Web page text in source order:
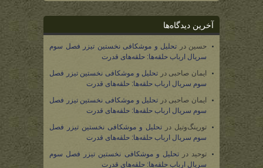
آخرین دیدگاه‌ها
حسین در تحلیل و موشکافی نخستین تیزر فصل سوم
سریال ارباب حلقه‌ها: حلقه‌های قدرت
ایمان صاحبی در تحلیل و موشکافی نخستین تیزر فصل
سوم سریال ارباب حلقه‌ها: حلقه‌های قدرت
ایمان صاحبی در تحلیل و موشکافی نخستین تیزر فصل
سوم سریال ارباب حلقه‌ها: حلقه‌های قدرت
تورینگ‌وتیل در تحلیل و موشکافی نخستین تیزر فصل
سوم سریال ارباب حلقه‌ها: حلقه‌های قدرت
توحید درتحلیل و موشکافی نخستین تیزر فصل سوم
سریال ارباب حلقه‌ها: حلقه‌های قدرت